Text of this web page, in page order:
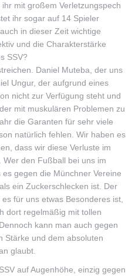
mit großem Verletzungspech
ihr sogar auf 14 Spieler
in dieser Zeit wichtige
und die Charakterstärke
SSV?
Daniel Muteba, der uns
Ungur, der aufgrund eines
nicht zur Verfügung steht und
mit muskulären Problemen zu
die Garanten für sehr viele
natürlich fehlen. Wir haben es
dass wir diese Verluste im
Wer den Fußball bei uns im
gegen die Münchner Vereine
ein Zuckerschlecken ist. Der
für uns etwas Besonderes ist,
dort regelmäßig mit tollen
kann man auch gegen
Stärke und dem absoluten
glaubt.
auf Augenhöhe, einzig gegen